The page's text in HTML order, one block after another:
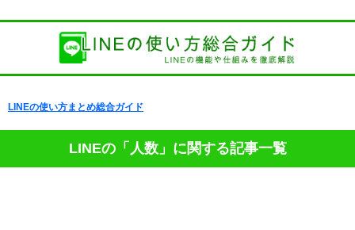
LINEの使い方まとめ総合ガイド
LINEの「人数」に関する記事一覧